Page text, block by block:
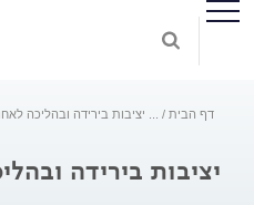
דף הבית יציבות בירידה ובהליכה
יציבות בירידה